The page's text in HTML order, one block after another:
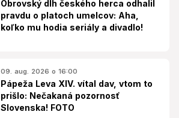
Obrovský dlh českého herca odhalil
pravdu o platoch umelcov: Aha,
koľko mu hodia seriály a divadlo!
09. aug. 2026 o 16:00
Pápeža Leva XIV. vítal dav, vtom to
prišlo: Nečakaná pozornosť
Slovenska! FOTO